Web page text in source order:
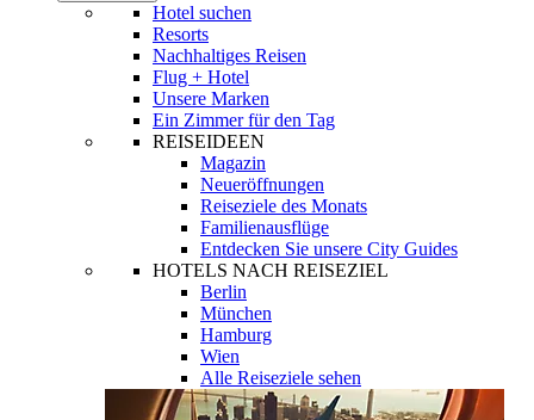
Hotel suchen
Resorts
Nachhaltiges Reisen
Flug + Hotel
Unsere Marken
Ein Zimmer für den Tag
REISEIDEEN
Magazin
Neueröffnungen
Reiseziele des Monats
Familienausflüge
Entdecken Sie unsere City Guides
HOTELS NACH REISEZIEL
Berlin
München
Hamburg
Wien
Alle Reiseziele sehen